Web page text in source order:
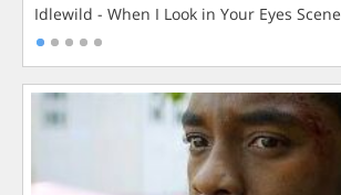
Idlewild - When I Look in Your Eyes Scene